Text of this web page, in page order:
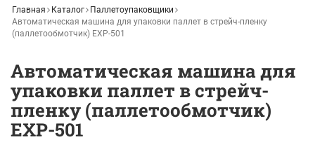
Главная Каталог
Паллетоупаковщики
Автоматическая машина для упаковки паллет в стрейч-пленку
(паллетообмотчик) ЕХР-501
Автоматическая машина для
упаковки паллет в стрейч-
пленку (паллетообмотчик)
ЕХР-501